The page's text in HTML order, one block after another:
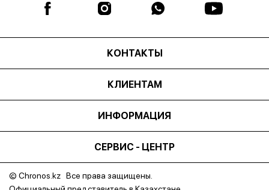
КОНТАКТЫ
КЛИЕНТАМ
ИНФОРМАЦИЯ
СЕРВИС - ЦЕНТР
© Chronos.kz Все права защищены.